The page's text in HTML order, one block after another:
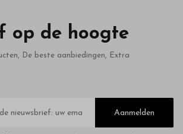
op de hoogte
De beste aanbiedingen, Extra
Aanmelden